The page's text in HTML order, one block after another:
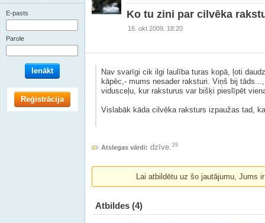
Ko tu zini par cilvēka
16. okt 2009. 18:20
Nav svarīgi cik ilgi laulība turas kopā, ļoti
kāpēc,- mums nesader raksturi. Viņš bij
vidusceļu, kur raksturus var bišķi pieslīpēt
Vislabāk kāda cilvēka raksturs izpaužas tad,
Atslegas vārdi: dzīve. 29
Lai atbildētu uz šo jautājumu, Jums
Atbildes (4)
E-pasts
Parole
Ienākt
Reģistrācija